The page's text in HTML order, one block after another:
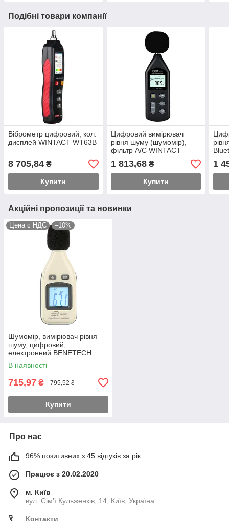
Подібні товари компанії
Віброметр цифровий, кол.
дисплей WINTACT WT63B
8 705,84 ₴
Купити
Цифровий вимірювач
рівня шуму (шумомір),
фільтр А/С WINTACT
WT1357
1 813,68₴
Купити
1
Акційні пропозиції та новинки
Цена с НДС –10%
Шумомір, вимірювач рівня
шуму, цифровий,
електронний BENETECH
GM1351
В наявності
715,97 ₴ 795,52 ₴
Купити
Про нас
96% позитивних з 45 відгуків за рік
Працює з 20.02.2020
м. Київ
вул. Сім'ї Кульженків, 14, Київ, Україна
Контакти